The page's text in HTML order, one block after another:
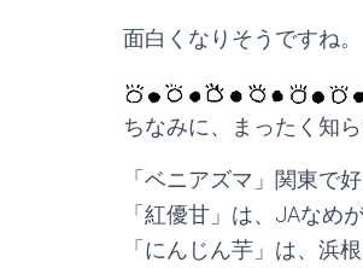
面白くなりそうですね。
ちなみに、まったく知
「ベニアズマ」関東で
「紅優甘」は、JAなめ
「にんじん芋」は、浜